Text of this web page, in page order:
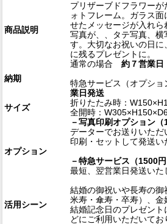
商品説明
プリザーブドフラワー
ォトフレーム。ガラス
せたメッセージが入れ
写真が、、タテ写真、横
す。大切なお祝いの日
に残るプレゼントに。
納期
通常の場合 約７営業日
特急サービス（オプショ
業日発送
サイズ
折りたたみ時：
全開時：
オプション
－写真印刷オプション（
データーでお送りいた
印刷・セットして発送い
－特急サービス（1500円
最短、翌営業日発送いた
活用シーン
結婚の御祝いや長寿の御
米寿・傘寿・卒寿）、
結婚記念日のプレゼン
どにご利用いただいてお